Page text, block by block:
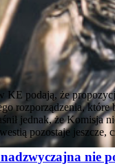
KE podają, że
rozporządzenia,
jednak, że Komisja
pozostaje
nie